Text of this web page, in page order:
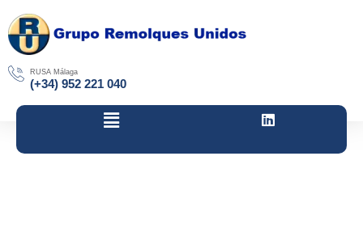
contenido
RUSA Málaga
(+34) 952 221 040
L
i
k